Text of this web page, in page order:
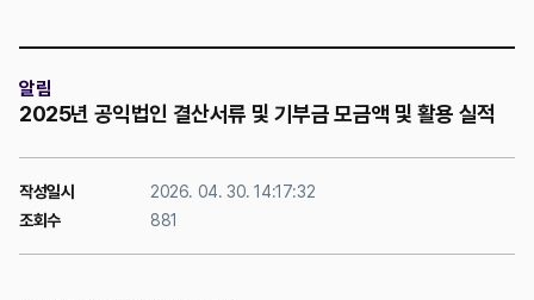
알림
2025년 공익법인 결산서류 및 기부금 모금액 및 활용 실적
작성일시
2026. 04. 30. 14:17:32
조회수
881